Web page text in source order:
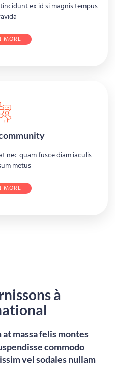
ex id si magnis tempus
MORE
nec quam fusce diam iaculis
metus
MORE
à
massa felis montes
commodo
vel sodales nullam